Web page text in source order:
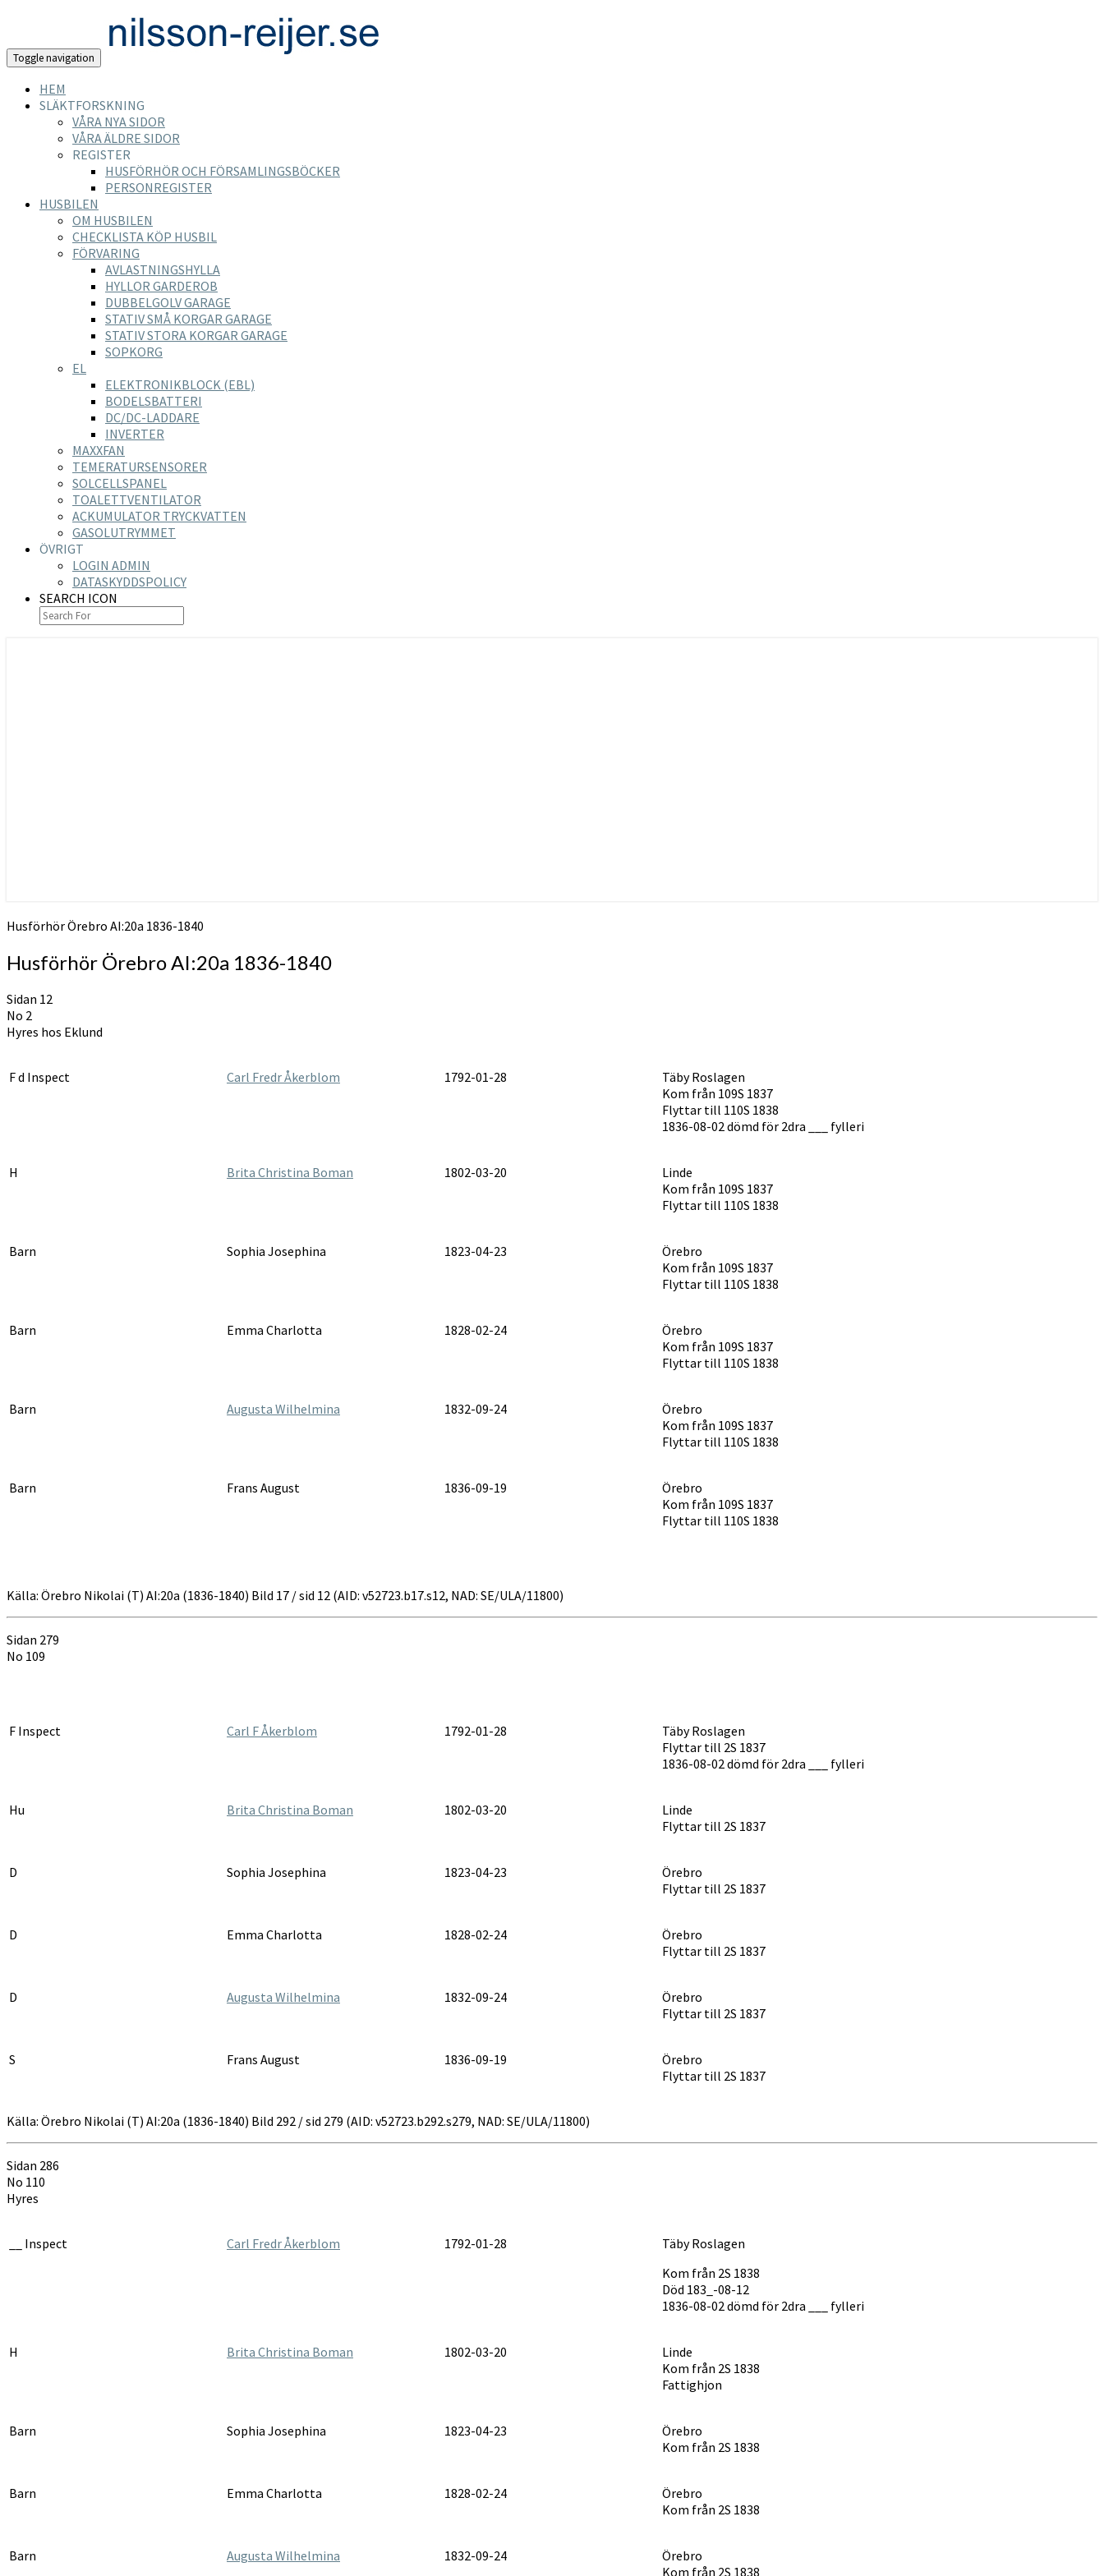
Toggle navigation
HEM
SLÄKTFORSKNING
VÅRA NYA SIDOR
VÅRA ÄLDRE SIDOR
REGISTER
HUSFÖRHÖR OCH FÖRSAMLINGSBÖCKER
PERSONREGISTER
HUSBILEN
OM HUSBILEN
CHECKLISTA KÖP HUSBIL
FÖRVARING
AVLASTNINGSHYLLA
HYLLOR GARDEROB
DUBBELGOLV GARAGE
STATIV SMÅ KORGAR GARAGE
STATIV STORA KORGAR GARAGE
SOPKORG
EL
ELEKTRONIKBLOCK (EBL)
BODELSBATTERI
DC/DC-LADDARE
INVERTER
MAXXFAN
TEMERATURSENSORER
SOLCELLSPANEL
TOALETTVENTILATOR
ACKUMULATOR TRYCKVATTEN
GASOLUTRYMMET
ÖVRIGT
LOGIN ADMIN
DATASKYDDSPOLICY
SEARCH ICON
Husförhör Örebro AI:20a 1836-1840
Husförhör Örebro AI:20a 1836-1840
Sidan 12
No 2
Hyres hos Eklund
F d Inspect Carl Fredr Åkerblom 1792-01-28
Täby Roslagen
Kom från 109S 1837
Flyttar till 110S 1838
1836-08-02 dömd för 2dra ___ fylleri
H Brita Christina Boman 1802-03-20
Linde
Kom från 109S 1837
Flyttar till 110S 1838
Barn Sophia Josephina 1823-04-23
Örebro
Kom från 109S 1837
Flyttar till 110S 1838
Barn Emma Charlotta 1828-02-24
Örebro
Kom från 109S 1837
Flyttar till 110S 1838
Barn Augusta Wilhelmina 1832-09-24
Örebro
Kom från 109S 1837
Flyttar till 110S 1838
Barn Frans August 1836-09-19
Örebro
Kom från 109S 1837
Flyttar till 110S 1838
Källa: Örebro Nikolai (T) AI:20a (1836-1840) Bild 17 / sid 12 (AID: v52723.b17.s12, NAD: SE/ULA/11800)
Sidan 279
No 109
F Inspect Carl F Åkerblom 1792-01-28
Täby Roslagen
Flyttar till 2S 1837
1836-08-02 dömd för 2dra ___ fylleri
Hu Brita Christina Boman 1802-03-20
Linde
Flyttar till 2S 1837
D Sophia Josephina 1823-04-23
Örebro
Flyttar till 2S 1837
D Emma Charlotta 1828-02-24
Örebro
Flyttar till 2S 1837
D Augusta Wilhelmina 1832-09-24
Örebro
Flyttar till 2S 1837
S Frans August 1836-09-19
Örebro
Flyttar till 2S 1837
Källa: Örebro Nikolai (T) AI:20a (1836-1840) Bild 292 / sid 279 (AID: v52723.b292.s279, NAD: SE/ULA/11800)
Sidan 286
No 110
Hyres
__ Inspect Carl Fredr Åkerblom 1792-01-28
Täby Roslagen
Kom från 2S 1838
Död 183_-08-12
1836-08-02 dömd för 2dra ___ fylleri
H Brita Christina Boman 1802-03-20
Linde
Kom från 2S 1838
Fattighjon
Barn Sophia Josephina 1823-04-23
Örebro
Kom från 2S 1838
Barn Emma Charlotta 1828-02-24
Örebro
Kom från 2S 1838
Barn Augusta Wilhelmina 1832-09-24
Örebro
Kom från 2S 1838